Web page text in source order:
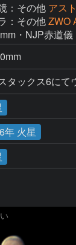
：その他 アス
：その他ZWO
・NJP赤道儀
タックス6にて
年 火星